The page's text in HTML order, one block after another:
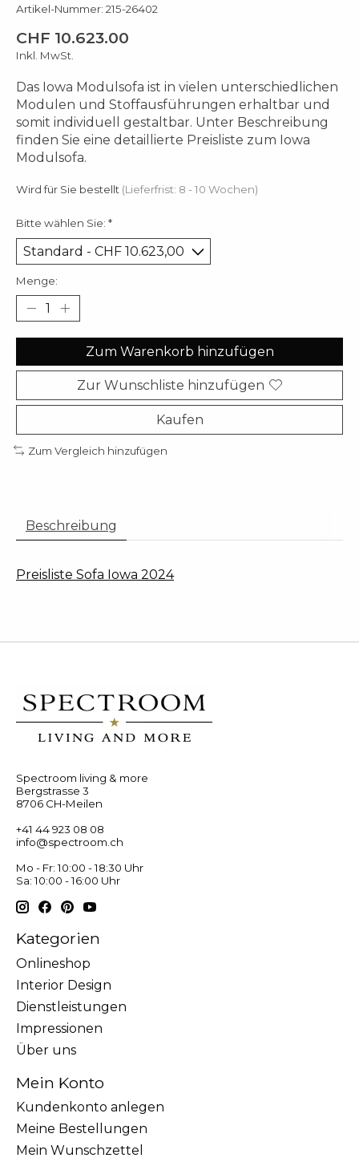
Artikel-Nummer: 215-26402
CHF 10.623.00
Inkl. MwSt.
Das Iowa Modulsofa ist in vielen unterschiedlichen
Modulen und Stoffausführungen erhaltbar und
somit individuell gestaltbar. Unter Beschreibung
finden Sie eine detaillierte Preisliste zum Iowa
Modulsofa.
Wird für Sie bestellt (Lieferfrist: 8 - 10 Wochen)
Bitte wählen Sie: *
Menge:
Zum Warenkorb hinzufügen
Zur Wunschliste hinzufügen
Kaufen
Zum Vergleich hinzufügen
Beschreibung
Preisliste Sofa Iowa 2024
Spectroom living & more
Bergstrasse 3
8706 CH-Meilen
+41 44 923 08 08
info@spectroom.ch
Mo - Fr: 10:00 - 18:30 Uhr
Sa: 10:00 - 16:00 Uhr
Kategorien
Onlineshop
Interior Design
Dienstleistungen
Impressionen
Über uns
Mein Konto
Kundenkonto anlegen
Meine Bestellungen
Mein Wunschzettel